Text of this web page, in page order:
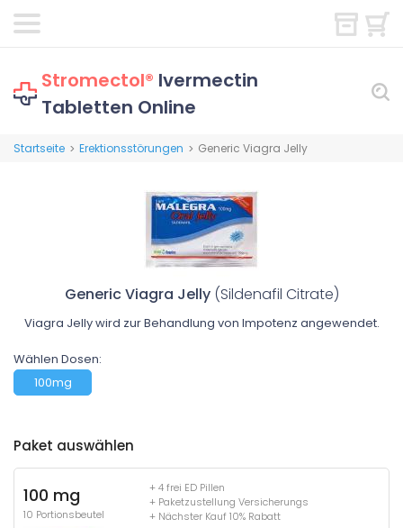
Stromectol® Ivermectin
Tabletten Online
Startseite > Erektionsstörungen > Generic Viagra Jelly
Generic Viagra Jelly (Sildenafil Citrate)
Viagra Jelly wird zur Behandlung von Impotenz angewendet.
Wählen Dosen:
100mg
Paket auswählen
100 mg
10 Portionsbeutel
+ 4 frei ED Pillen
+ Paketzustellung Versicherungs
+ Nächster Kauf 10% Rabatt